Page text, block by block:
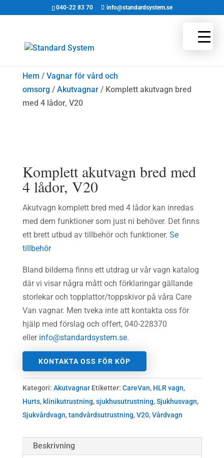
040-22 83 70 info@standardsystem.se
Hem / Vagnar för vård och
omsorg / Akutvagnar/ Komplett akutvagn bred
med 4 lådor, V20
Komplett akutvagn bred med
4 lådor, V20
Akutvagn komplett bred med 4 lådor kan inredas
med dem funktioner som just ni behöver. Det finns
ett brett utbud av tillbehör och funktioner. Se
tillbehör
Bland bilderna finns ett utdrag ur vår vagn katalog
där vi visar några mått och förklaringar gällande
storlekar och topplattor/toppskivor på våra Care
Van vagnar. Men tveka inte att kontakta oss för
hjälp med förslag och offert, 040-228370
eller info@standardsystem.se.
KONTAKTA OSS FÖR KÖP
Kategori: Akutvagnar Etiketter: CareVan, HLR vagn,
Hurts, klinikutrustning,sjukhusutrustning,Sjukhusvagn,
Sjukvårdvagn,tandvårdsutrustning,V20,Vårdvagn
Beskrivning